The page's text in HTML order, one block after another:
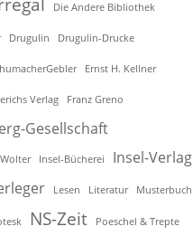
Die Andere Bibliothek
Drugulin Drugulin-Drucke
Ernst H. Kellner
Verlag Franz Greno
Gesellschaft
Insel-Bücherei
Insel-Verlag
Lesen Literatur Musterbuch
NS-Zeit Poeschel & Trepte